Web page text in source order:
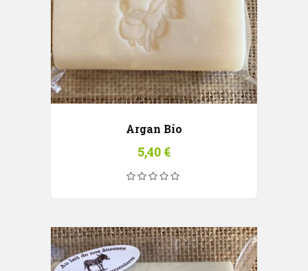
Argan Bio
5,40 €